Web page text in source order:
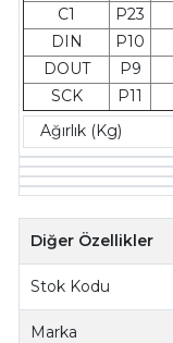
C1 P23
DIN
P10
DOUT
P9
SCK
P11
Ağırlık (Kg)
Diğer Özellikler
Stok Kodu
Marka